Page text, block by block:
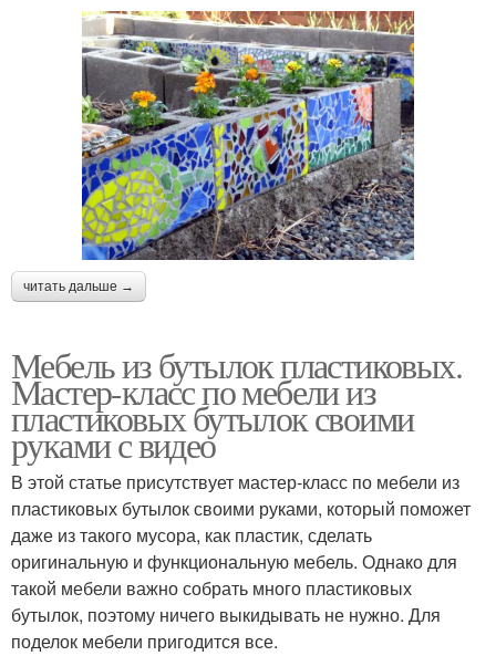
читать дальше →
Мебель из бутылок пластиковых.
Мастер-класс по мебели из
пластиковых бутылок своими
руками с видео
В этой статье присутствует мастер-класс по мебели из
пластиковых бутылок своими руками, который поможет
даже из такого мусора, как пластик, сделать
оригинальную и функциональную мебель. Однако для
такой мебели важно собрать много пластиковых
бутылок, поэтому ничего выкидывать не нужно. Для
поделок мебели пригодится все.